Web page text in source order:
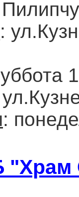
:
:
"Храм